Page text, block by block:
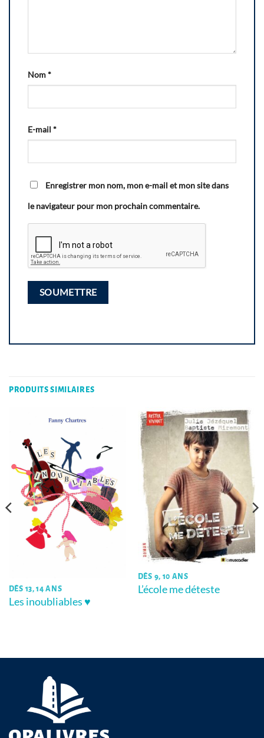
Nom*
E-mail *
Enregistrer mon nom, mon e-mail et mon site dans
le navigateur pour mon prochain commentaire.
PRODUITS SIMILAIRES
DÈS 13, 14 ANS
Les inoubliables ♥
DÈS 9, 10 ANS
L’école me déteste